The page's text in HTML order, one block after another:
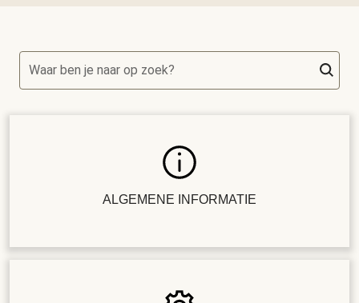
Waar ben je naar op zoek?
ALGEMENE INFORMATIE